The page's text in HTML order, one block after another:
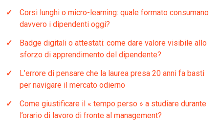
Corsi lunghi o micro-learning: quale formato consumano
davvero i dipendenti oggi?
Badge digitali o attestati: come dare valore visibile allo
sforzo di apprendimento del dipendente?
L’errore di pensare che la laurea presa 20 anni fa basti
per navigare il mercato odierno
Come giustificare il « tempo perso » a studiare durante
l’orario di lavoro di fronte al management?